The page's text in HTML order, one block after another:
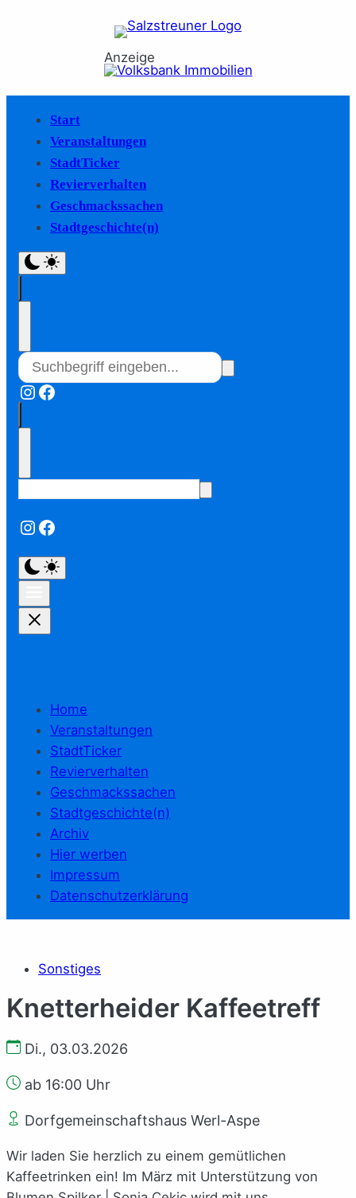
Anzeige
Start
Veranstaltungen
StadtTicker
Revierverhalten
Geschmackssachen
Stadtgeschichte(n)
Instagram
Facebook
Instagram
Facebook
Home
Veranstaltungen
StadtTicker
Revierverhalten
Geschmackssachen
Stadtgeschichte(n)
Archiv
Hier werben
Impressum
Datenschutzerklärung
Sonstiges
Knetterheider Kaffeetreff
Di., 03.03.2026
ab 16:00 Uhr
Dorfgemeinschaftshaus Werl-Aspe
Wir laden Sie herzlich zu einem gemütlichen
Kaffeetrinken ein! Im März mit Unterstützung von